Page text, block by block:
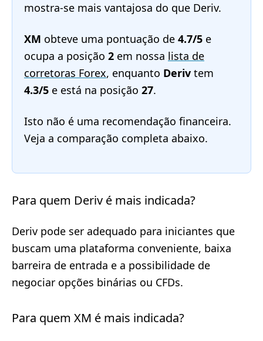
mostra-se mais vantajosa do que Deriv.
XM obteve uma pontuação de 4.7/5 e
ocupa a posição 2 em nossa lista de
corretoras Forex, enquanto Deriv tem
4.3/5 e está na posição 27.
Isto não é uma recomendação financeira.
Veja a comparação completa abaixo.
Para quem Deriv é mais indicada?
Deriv pode ser adequado para iniciantes que
buscam uma plataforma conveniente, baixa
barreira de entrada e a possibilidade de
negociar opções binárias ou CFDs.
Para quem XM é mais indicada?